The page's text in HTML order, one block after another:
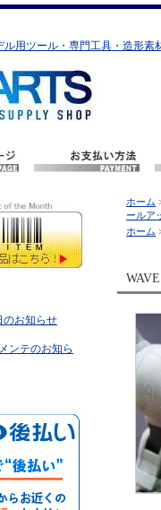
ル用ツール・専門工具・造形
のお知らせ
ンテのお知ら
ホーム
ールア
ホーム